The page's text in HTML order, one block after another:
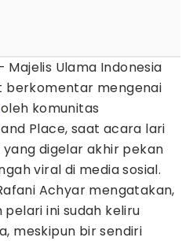
- Majelis Ulama Indonesia
berkomentar mengenai
oleh komunitas
Place, saat acara lari
yang digelar akhir pekan
viral di media sosial.
Achyar mengatakan,
ini sudah keliru
meskipun bir sendiri